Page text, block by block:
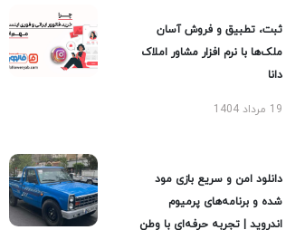
ثبت، تطبیق و فروش آسان
ملک‌ها با نرم افزار مشاور املاک
دانا
19 مرداد 1404
دانلود امن و سریع بازی مود
شده و برنامه‌های پرمیوم
اندروید | تجربه حرفه‌ای با وطن